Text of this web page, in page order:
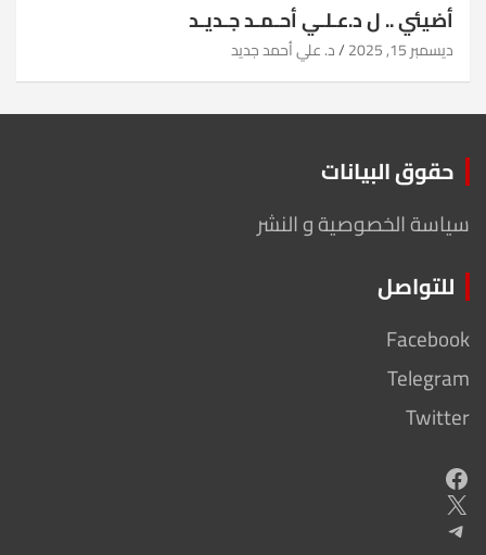
أضيئي .. ل د.عـلـي أحـمـد جـديـد
ديسمبر 15, 2025 د. علي أحمد جديد
حقوق البيانات
سياسة الخصوصية و النشر
للتواصل
Facebook
Telegram
Twitter
Facebook
X
Telegram